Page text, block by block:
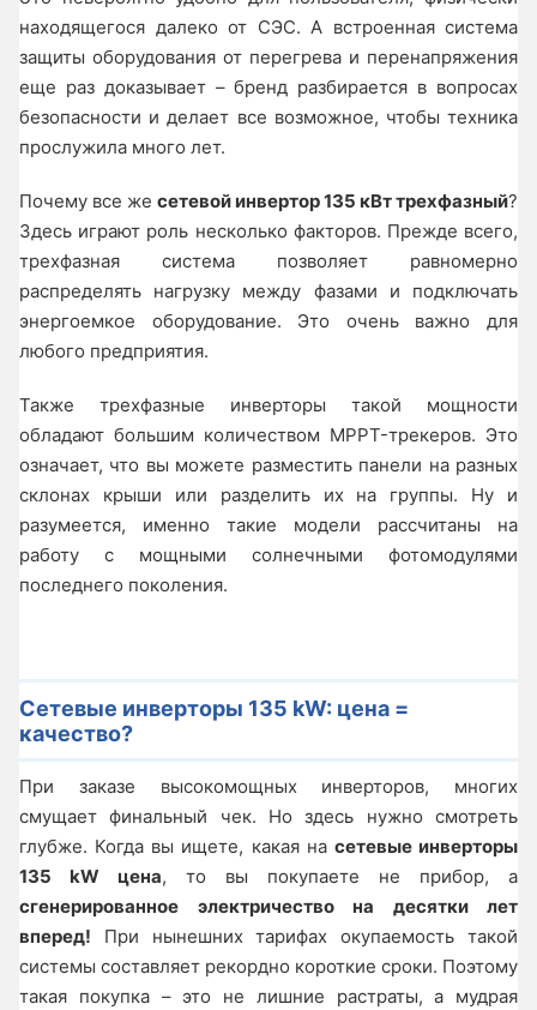
находящегося далеко от СЭС. А встроенная система
защиты оборудования от перегрева и перенапряжения
еще раз доказывает – бренд разбирается в вопросах
безопасности и делает все возможное, чтобы техника
прослужила много лет.
Почему все же сетевой инвертор 135 кВт трехфазный?
Здесь играют роль несколько факторов. Прежде всего,
трехфазная система позволяет равномерно
распределять нагрузку между фазами и подключать
энергоемкое оборудование. Это очень важно для
любого предприятия.
Также трехфазные инверторы такой мощности
обладают большим количеством MPPT-трекеров. Это
означает, что вы можете разместить панели на разных
склонах крыши или разделить их на группы. Ну и
разумеется, именно такие модели рассчитаны на
работу с мощными солнечными фотомодулями
последнего поколения.
Сетевые инверторы 135 kW: цена =
качество?
При заказе высокомощных инверторов, многих
смущает финальный чек. Но здесь нужно смотреть
глубже. Когда вы ищете, какая на сетевые инверторы
135 kW цена, то вы покупаете не прибор, а
сгенерированное электричество на десятки лет
вперед! При нынешних тарифах окупаемость такой
системы составляет рекордно короткие сроки. Поэтому
такая покупка – это не лишние растраты, а мудрая